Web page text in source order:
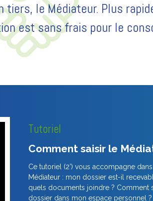
le Médiateur. Plus
est sans frais pour le
Tutoriel
Comment saisir le
Ce tutoriel (2’) vous accompagne
Médiateur : mon dossier est-il
quels documents joindre ? Comment
dossier dans mon espace personnel ?